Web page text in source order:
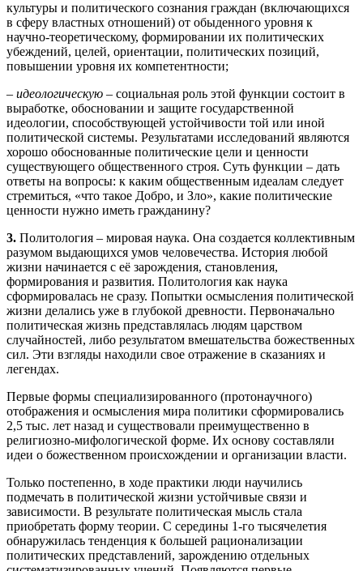
культуры и политического сознания граждан (включающихся
в сферу властных отношений) от обыденного уровня к
научно-теоретическому, формировании их политических
убеждений, целей, ориентации, политических позиций,
повышении уровня их компетентности;
– идеологическую – социальная роль этой функции состоит в
выработке, обосновании и защите государственной
идеологии, способствующей устойчивости той или иной
политической системы. Результатами исследований являются
хорошо обоснованные политические цели и ценности
существующего общественного строя. Суть функции – дать
ответы на вопросы: к каким общественным идеалам следует
стремиться, «что такое Добро, и Зло», какие политические
ценности нужно иметь гражданину?
3. Политология – мировая наука. Она создается коллективным
разумом выдающихся умов человечества. История любой
жизни начинается с её зарождения, становления,
формирования и развития. Политология как наука
сформировалась не сразу. Попытки осмысления политической
жизни делались уже в глубокой древности. Первоначально
политическая жизнь представлялась людям царством
случайностей, либо результатом вмешательства божественных
сил. Эти взгляды находили свое отражение в сказаниях и
легендах.
Первые формы специализированного (протонаучного)
отображения и осмысления мира политики сформировались
2,5 тыс. лет назад и существовали преимущественно в
религиозно-мифологической форме. Их основу составляли
идеи о божественном происхождении и организации власти.
Только постепенно, в ходе практики люди научились
подмечать в политической жизни устойчивые связи и
зависимости. В результате политическая мысль стала
приобретать форму теории. С середины 1‑го тысячелетия
обнаружилась тенденция к большей рационализации
политических представлений, зарождению отдельных